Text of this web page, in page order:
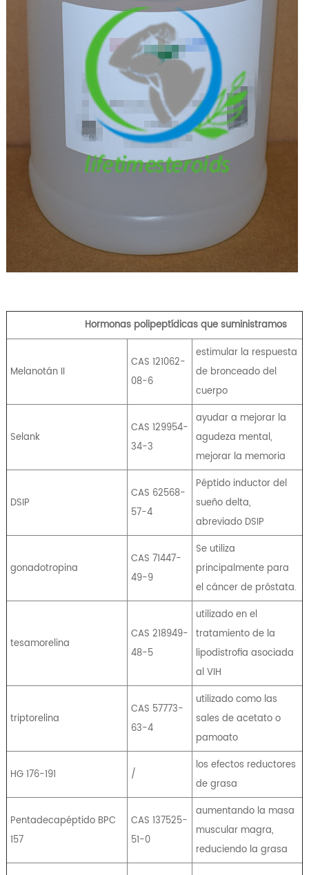
Hormonas polipeptídicas que suministramos
Melanotán II
CAS 121062-
08-6
estimular la respuesta
de bronceado del
cuerpo
Selank
CAS 129954-
34-3
ayudar a mejorar la
agudeza mental,
mejorar la memoria
DSIP
CAS 62568-
57-4
Péptido inductor del
sueño delta,
abreviado DSIP
gonadotropina
CAS 71447-
49-9
Se utiliza
principalmente para
el cáncer de próstata.
tesamorelina
CAS 218949-
48-5
utilizado en el
tratamiento de la
lipodistrofia asociada
al VIH
triptorelina
CAS 57773-
63-4
utilizado como las
sales de acetato o
pamoato
HG 176-191 /
los efectos reductores
de grasa
Pentadecapéptido BPC
157
CAS 137525-
51-0
aumentando la masa
muscular magra,
reduciendo la grasa